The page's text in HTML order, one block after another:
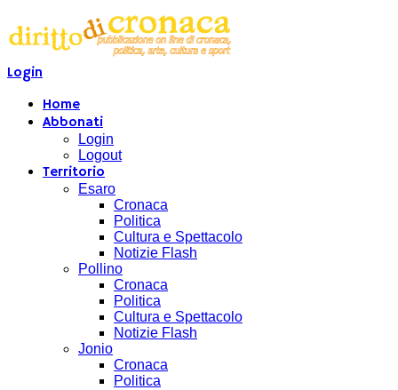
Login
Home
Abbonati
Login
Logout
Territorio
Esaro
Cronaca
Politica
Cultura e Spettacolo
Notizie Flash
Pollino
Cronaca
Politica
Cultura e Spettacolo
Notizie Flash
Jonio
Cronaca
Politica